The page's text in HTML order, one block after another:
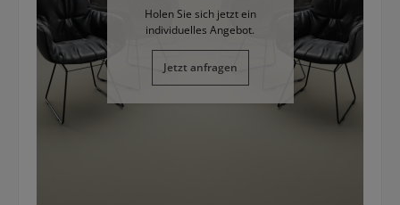
Holen Sie sich jetzt ein
individuelles Angebot.
Jetzt anfragen